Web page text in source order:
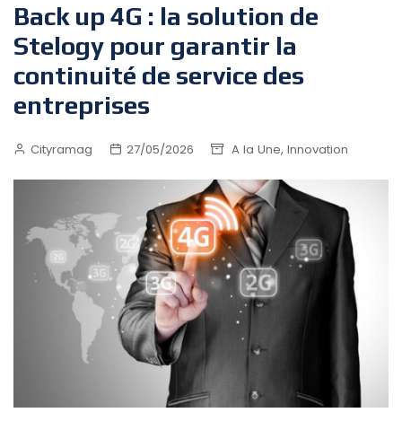
Back up 4G : la solution de
Stelogy pour garantir la
continuité de service des
entreprises
Cityramag 27/05/2026 A la Une, Innovation